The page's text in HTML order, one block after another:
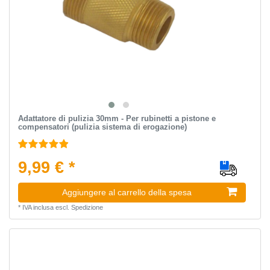
Adattatore di pulizia 30mm - Per rubinetti a pistone e
compensatori (pulizia sistema di erogazione)
9,99 € *
Aggiungere al carrello della spesa
* IVA inclusaescl. Spedizione